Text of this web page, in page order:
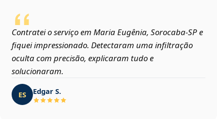
Contratei o serviço em Maria Eugênia, Sorocaba‑SP e
fiquei impressionado. Detectaram uma infiltração
oculta com precisão, explicaram tudo e
solucionaram.
ES Edgar S.